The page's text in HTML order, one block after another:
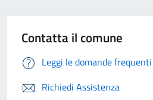
Contatta il comune
Leggi le domande frequenti
Richiedi Assistenza